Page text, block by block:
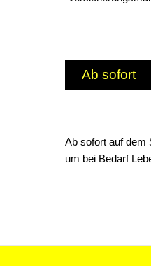
Ab sofort
Ab sofort auf dem
um bei Bedarf